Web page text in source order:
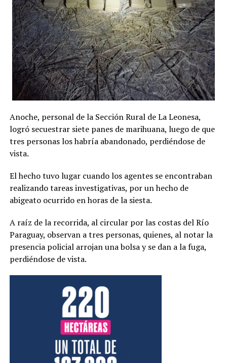
Anoche, personal de la Sección Rural de La Leonesa,
logró secuestrar siete panes de marihuana, luego de que
tres personas los habría abandonado, perdiéndose de
vista.
El hecho tuvo lugar cuando los agentes se encontraban
realizando tareas investigativas, por un hecho de
abigeato ocurrido en horas de la siesta.
A raíz de la recorrida, al circular por las costas del Río
Paraguay, observan a tres personas, quienes, al notar la
presencia policial arrojan una bolsa y se dan a la fuga,
perdiéndose de vista.